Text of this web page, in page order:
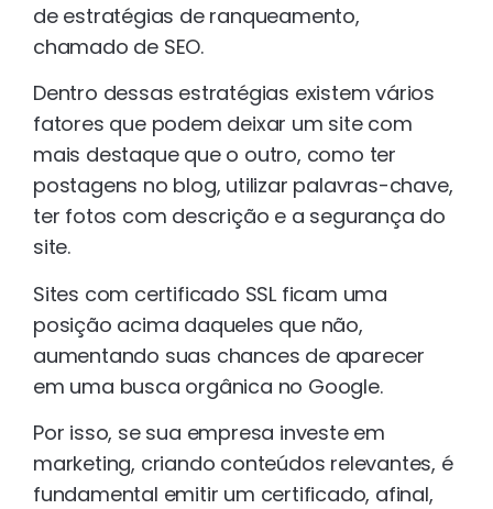
de estratégias de ranqueamento,
chamado de SEO.
Dentro dessas estratégias existem vários
fatores que podem deixar um site com
mais destaque que o outro, como ter
postagens no blog, utilizar palavras-chave,
ter fotos com descrição e a segurança do
site.
Sites com certificado SSL ficam uma
posição acima daqueles que não,
aumentando suas chances de aparecer
em uma busca orgânica no Google.
Por isso, se sua empresa investe em
marketing, criando conteúdos relevantes, é
fundamental emitir um certificado, afinal,